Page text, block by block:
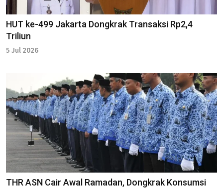
HUT ke-499 Jakarta Dongkrak Transaksi Rp2,4
Triliun
5 Jul 2026
THR ASN Cair Awal Ramadan, Dongkrak Konsumsi